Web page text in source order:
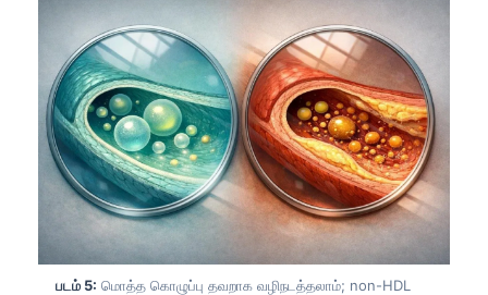
படம் 5: மொத்த கொழுப்பு தவறாக வழிநடத்தலாம்; non-HDL
Suomi
Hrvatski
Slovenčina
كوردی‎
پښتو
سنڌي
සිංහල
অসমীয়া